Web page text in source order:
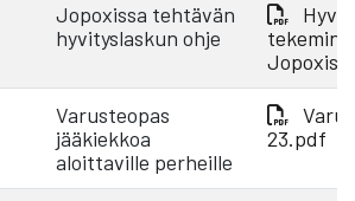
Jopoxissa tehtävän
hyvityslaskun ohje
Varusteopas
jääkiekkoa
aloittaville perheille
23.pdf